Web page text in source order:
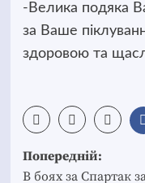
-Велика подяка
за Ваше
здоровою та
Post
Попередній:
В боях за Спартак